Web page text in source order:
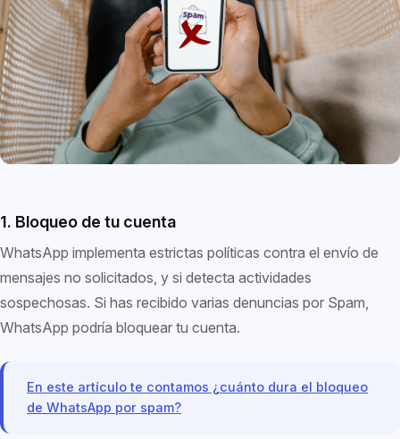
1. Bloqueo de tu cuenta
WhatsApp implementa estrictas políticas contra el envío de
mensajes no solicitados, y si detecta actividades
sospechosas. Si has recibido varias denuncias por Spam,
WhatsApp podría bloquear tu cuenta.
En este artículo te contamos ¿cuánto dura el bloqueo
de WhatsApp por spam?